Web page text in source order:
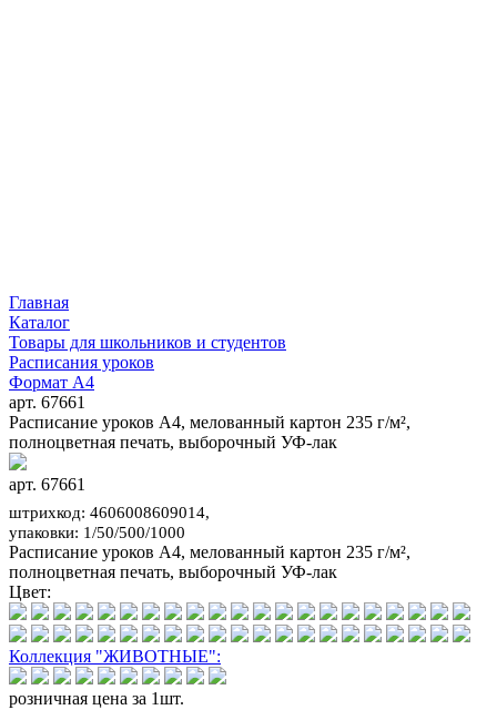
Главная
Каталог
Товары для школьников и студентов
Расписания уроков
Формат А4
арт. 67661
Расписание уроков А4, мелованный картон 235 г/м²,
полноцветная печать, выборочный УФ-лак
арт. 67661
штрихкод: 4606008609014,
упаковки: 1/50/500/1000
Расписание уроков А4, мелованный картон 235 г/м²,
полноцветная печать, выборочный УФ-лак
Цвет:
Коллекция "ЖИВОТНЫЕ":
розничная цена за 1шт.